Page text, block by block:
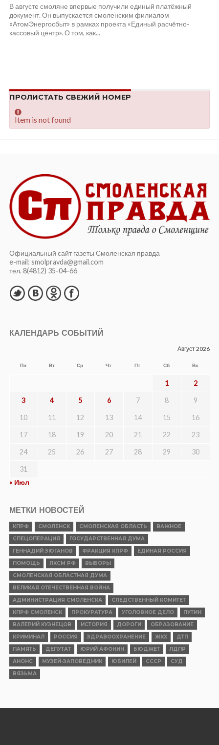
В августе смоляне впервые получили единый платёжный
документ. Он выпускается смоленским филиалом
«АтомЭнергосбыт» в рамках проекта «Единый расчётно-
кассовый центр». О том, как...
ПРОЛИСТАТЬ СВЕЖИЙ НОМЕР
Item is not found
Официальный сайт газеты Смоленская правда
e-mail: smolpravda@gmail.com
тел. 8(4812) 35-04-66
КАЛЕНДАРЬ СОБЫТИЙ
Август 2026
Пн Вт Ср Чт Пт Сб Вс
1 2
3 4 5 6 7 8 9
10 11 12 13 14 15 16
17 18 19 20 21 22 23
24 25 26 27 28 29 30
31
« Июл
МЕТКИ НОВОСТЕЙ
КПРФ СМОЛЕНСК СМОЛЕНСКАЯ ОБЛАСТЬ
ВАЖНОЕ
СПЕЦОПЕРАЦИЯ
ГОСУДАРСТВЕННАЯ ДУМА
ГЕННАДИЙ ЗЮГАНОВ
ФРАКЦИЯ КПРФ
ЕДИНАЯ РОССИЯ
ПОМОЩЬ
ЛКСМ РФ
ВЫБОРЫ
СМОЛЕНСКАЯ ОБЛАСТНАЯ ДУМА
ВЕЛИКАЯ ОТЕЧЕСТВЕННАЯ ВОЙНА
АДМИНИСТРАЦИЯ СМОЛЕНСКА
СЛЕДСТВЕННЫЙ КОМИТЕТ
КПРФ СМОЛЕНСК
ПРОКУРАТУРА УГОЛОВНОЕ ДЕЛО
ПУТИН
ВАЛЕРИЙ КУЗНЕЦОВ
ИСТОРИЯ ДОРОГИ
ОБРАЗОВАНИЕ
КРИМИНАЛ
РОССИЯ ЗДРАВООХРАНЕНИЕ ЖКХ
ДТП
ПАМЯТЬ
ДЕПУТАТ ЮРИЙ АФОНИН БЮДЖЕТ
ЛДПР
АНОНС
МУЗЕЙ-ЗАПОВЕДНИК ЮБИЛЕЙ СССР
СУД
ВЯЗЬМА